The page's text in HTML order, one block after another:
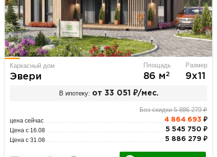
Каркасный дом
Эвери
Площадь
86 м2
Размер
9х11
В ипотеку: от 33 051 ₽/мес.
Без скидки 5 886 279 ₽
цена сейчас 4 864 693 ₽
Цена с 16.08 5 545 750 ₽
Цена с 31.08 5 886 279 ₽